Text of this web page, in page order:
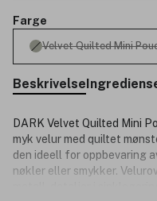
Farge
Velvet Quilted Mini
Beskrivelse
DARK Velvet Quilted Mini
myk velur med quiltet
den ideell for oppbevaring
nøkler eller smykker.